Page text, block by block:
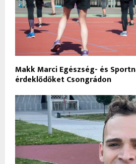
Makk Marci Egészség- és
érdeklődőket Csongrádon